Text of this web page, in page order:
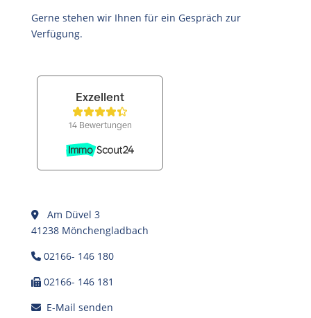
Gerne stehen wir Ihnen für ein Gespräch zur
Verfügung.
Am Düvel 3
41238 Mönchengladbach
02166- 146 180
02166- 146 181
E-Mail senden